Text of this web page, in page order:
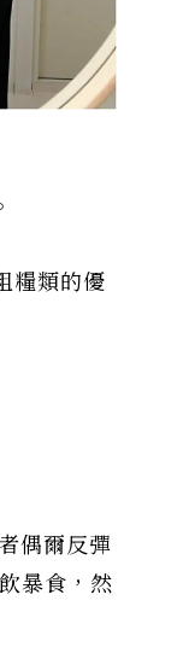
糧類的優
偶爾反彈
暴食，然